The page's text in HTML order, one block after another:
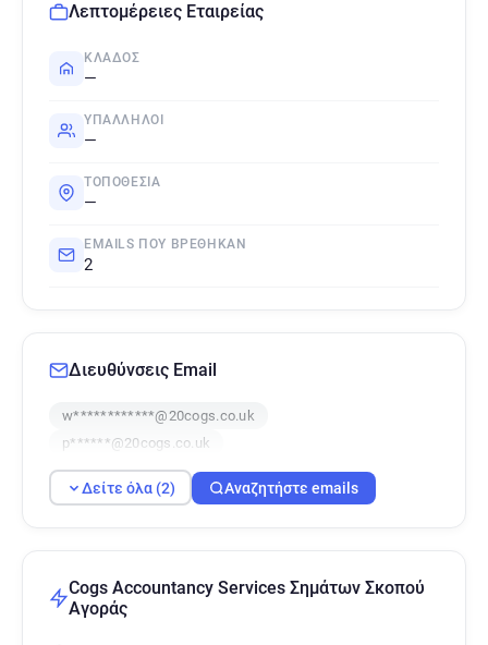
Λεπτομέρειες Εταιρείας
ΚΛΆΔΟΣ
—
ΥΠΆΛΛΗΛΟΙ
—
ΤΟΠΟΘΕΣΊΑ
—
EMAILS ΠΟΥ ΒΡΈΘΗΚΑΝ
2
Διευθύνσεις Email
w************@20cogs.co.uk
p******@20cogs.co.uk
Δείτε όλα (2) Αναζητήστε emails
Cogs Accountancy Services Σημάτων Σκοπού
Αγοράς